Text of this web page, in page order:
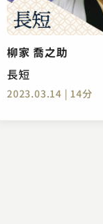
柳家 喬之助
長短
2023.03.14 | 14分